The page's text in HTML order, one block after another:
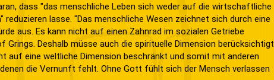
dass "das menschliche Leben sich weder auf die wirtschaftliche
reduzieren lasse. "Das menschliche Wesen zeichnet sich durch eine
aus. Es kann nicht auf einen Zahnrad im sozialen Getriebe
Grings. Deshalb müsse auch die spirituelle Dimension berücksichtigt
auf eine weltliche Dimension beschränkt und somit mit anderen
die Vernunft fehlt. Ohne Gott fühlt sich der Mensch verlassen